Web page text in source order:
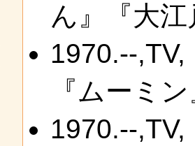
ん』『大
1970.--
『ムーミ
1970.--